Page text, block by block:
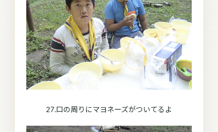
27.口の周りにマヨネーズがついてるよ